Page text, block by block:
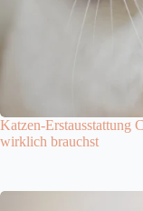
Katzen-Erstausstattung
wirklich brauchst